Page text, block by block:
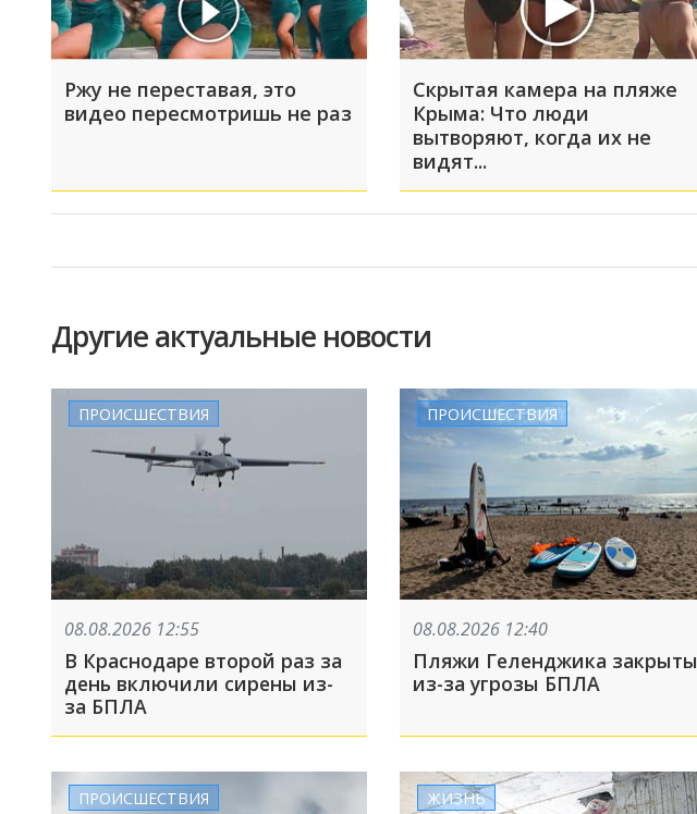
Ржу не переставая, это
видео пересмотришь не раз
Скрытая камера на пляже
Крыма: Что люди
вытворяют, когда их не
видят...
Другие актуальные новости
ПРОИСШЕСТВИЯ
08.08.2026 12:55
В Краснодаре второй раз за
день включили сирены из-
за БПЛА
ПРОИСШЕСТВИЯ
08.08.2026 12:40
Пляжи Геленджика закрыты
из-за угрозы БПЛА
ПРОИСШЕСТВИЯ ЖИЗНЬ